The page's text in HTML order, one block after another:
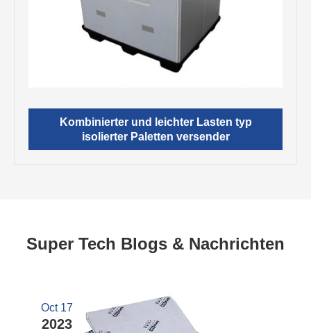
Kombinierter und leichter Lasten typ
isolierter Paletten versender
Super Tech Blogs & Nachrichten
Oct 17
2023